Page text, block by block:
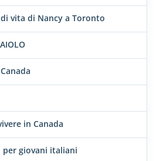
vita di Nancy a Toronto
in Canada
per giovani italiani